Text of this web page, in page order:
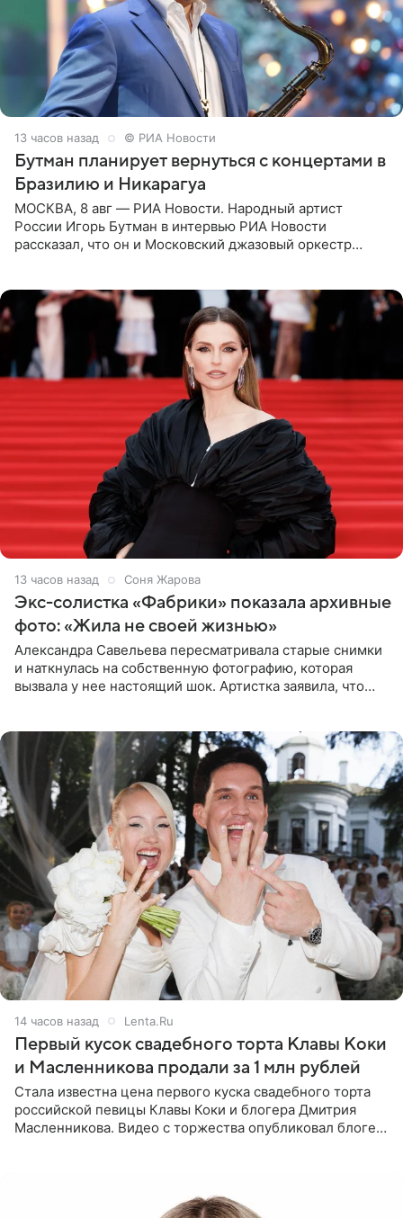
13 часов назад © РИА Новости
Бутман планирует вернуться с концертами в
Бразилию и Никарагуа
МОСКВА, 8 авг — РИА Новости. Народный артист
России Игорь Бутман в интервью РИА Новости
рассказал, что он и Московский джазовый оркестр
13 часов назад Соня Жарова
Экс-солистка «Фабрики» показала архивные
фото: «Жила не своей жизнью»
Александра Савельева пересматривала старые снимки
и наткнулась на собственную фотографию, которая
вызвала у нее настоящий шок. Артистка заявила, что
14 часов назад Lenta.Ru
Первый кусок свадебного торта Клавы Коки
и Масленникова продали за 1 млн рублей
Стала известна цена первого куска свадебного торта
российской певицы Клавы Коки и блогера Дмитрия
Масленникова. Видео с торжества опубликовал блогер